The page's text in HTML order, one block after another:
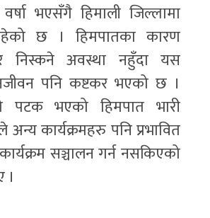
वर्षा भएसँगै हिमाली जिल्लामा
छ । हिमपातका कारण
निस्कने अवस्था नहुँदा यस
पनि कष्टकर भएको छ ।
पटक भएको हिमपात भारी
अन्य कार्यक्रमहरु पनि प्रभावित
सञ्चालन गर्न नसकिएको